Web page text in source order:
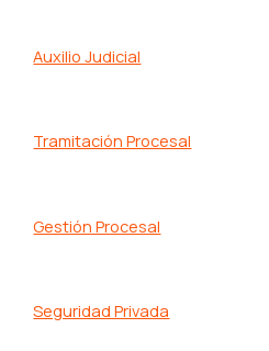
Auxilio Judicial
Tramitación Procesal
Gestión Procesal
Seguridad Privada